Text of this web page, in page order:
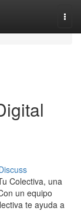
Colectiva, una
un equipo
te ayuda a